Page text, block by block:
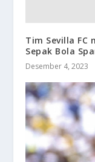
Tim Sevilla FC
Sepak Bola
Desember 4, 2023